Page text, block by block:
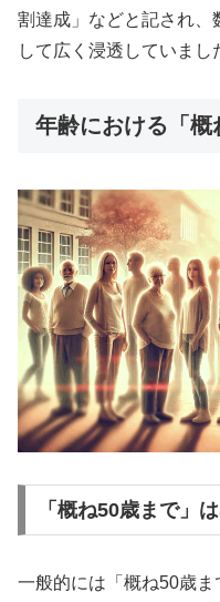
割達成」などと記され、
して広く浸透していまし
年齢における「概
「概ね50歳まで」
一般的には「概ね50歳